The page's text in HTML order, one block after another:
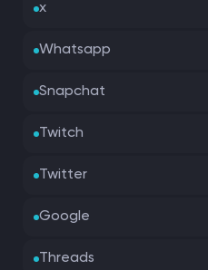
x
Whatsapp
Snapchat
Twitch
Twitter
Google
Threads